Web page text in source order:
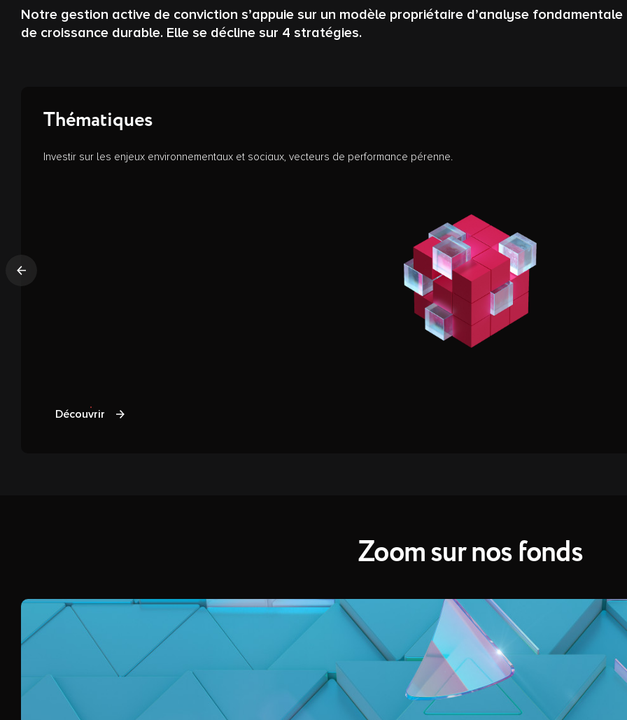
Notre gestion active de conviction s’appuie sur un modèle propriétaire d’analyse
de croissance durable. Elle se décline sur 4 stratégies.
Thématiques
Investir sur les enjeux environnementaux et sociaux, vecteurs de performance pérenne.
Découvrir
Zoom sur nos fonds